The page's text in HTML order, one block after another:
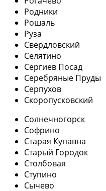
Родники
Рошаль
Руза
Свердловский
Селятино
Сергиев Посад
Серебряные Пруды
Серпухов
Скоропусковский
Солнечногорск
Софрино
Старая Купавна
Старый Городок
Столбовая
Ступино
Сычево